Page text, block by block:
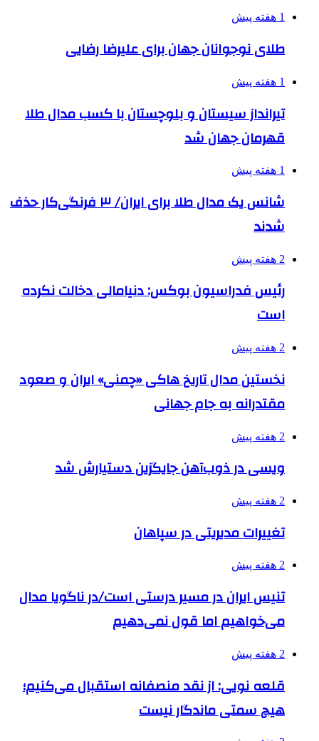
1 هفته پیش
طلای نوجوانان جهان برای علیرضا رضایی
1 هفته پیش
تیرانداز سیستان و بلوچستان با کسب مدال طلا
قهرمان جهان شد
1 هفته پیش
شانس یک مدال طلا برای ایران/ ۳ فرنگی‌کار حذف
شدند
2 هفته پیش
رئیس فدراسیون بوکس: دنیامالی دخالت نکرده
است
2 هفته پیش
نخستین مدال تاریخ هاکی «چمنی» ایران و صعود
مقتدرانه به جام جهانی
2 هفته پیش
ویسی در ذوب‌آهن جایگزین دستیارش شد
2 هفته پیش
تغییرات مدیریتی در سپاهان
2 هفته پیش
تنیس ایران در مسیر درستی است/در ناگویا مدال
می‌خواهیم اما قول نمی‌دهیم
2 هفته پیش
قلعه نویی: از نقد منصفانه استقبال می‌کنیم؛
هیچ سمتی ماندگار نیست